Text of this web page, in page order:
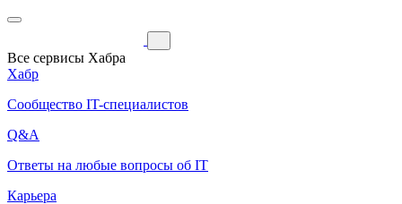
Все сервисы Хабра
Хабр
Сообщество IT-специалистов
Q&A
Ответы на любые вопросы об IT
Карьера